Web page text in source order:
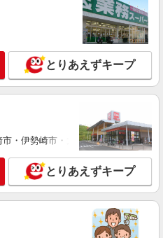
とりあえずキープ
・伊勢崎市・太田市・館林市・藤
とりあえずキープ